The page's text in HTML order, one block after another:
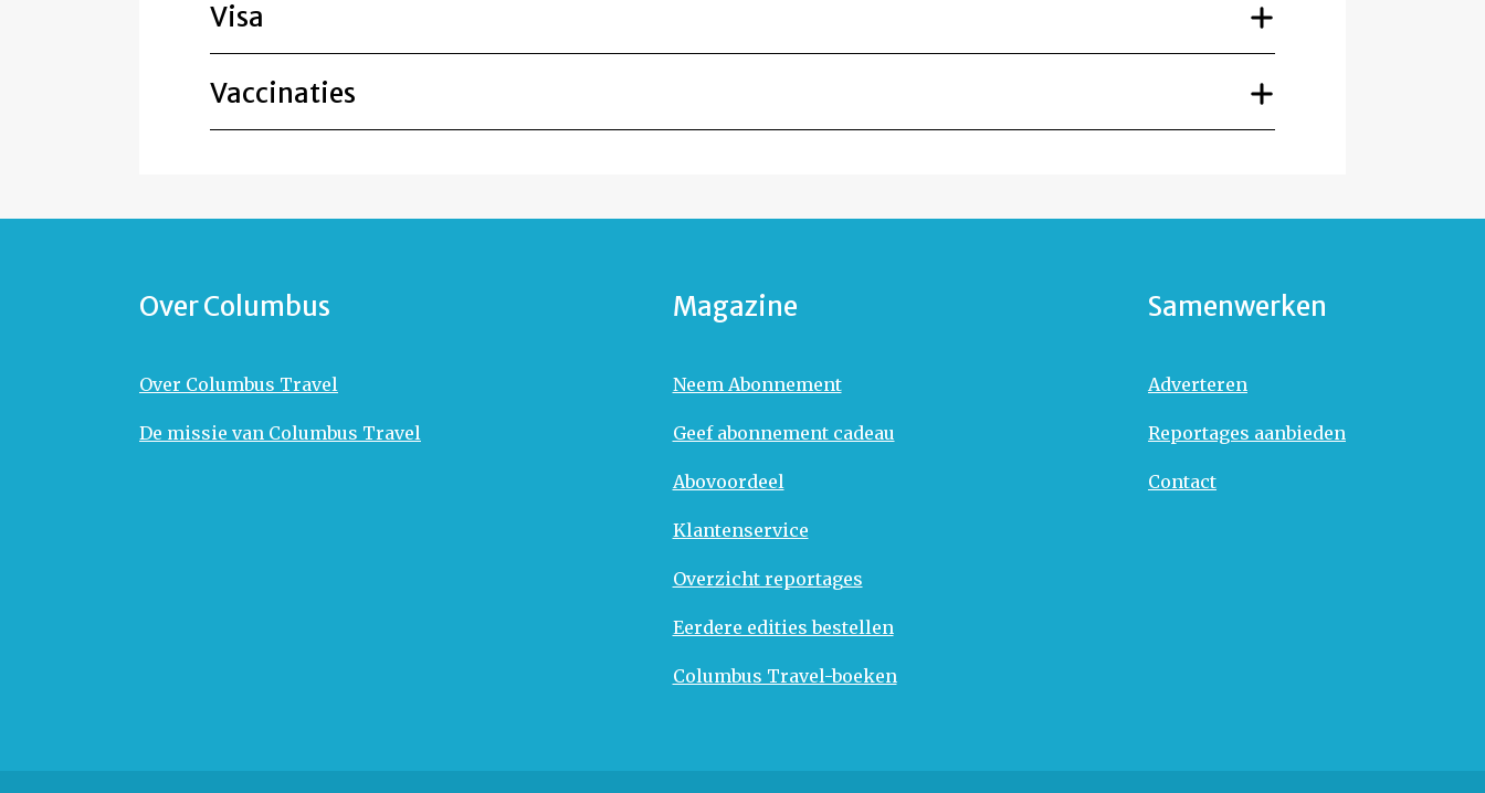
Visa
Vaccinaties
Over Columbus
Over Columbus Travel
De missie van Columbus Travel
Magazine
Neem Abonnement
Geef abonnement cadeau
Abovoordeel
Klantenservice
Overzicht reportages
Eerdere edities bestellen
Columbus Travel-boeken
Samenwerken
Adverteren
Reportages aanbieden
Contact